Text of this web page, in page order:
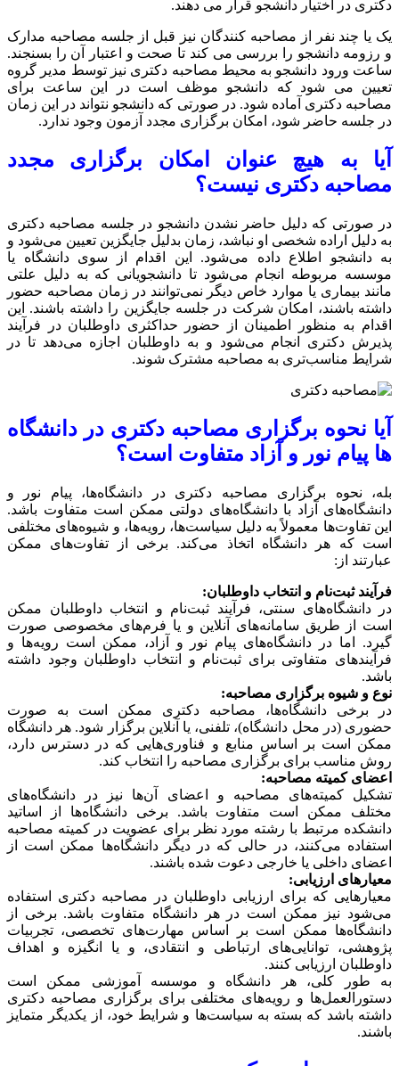
دکتری در اختیار دانشجو قرار می دهند.
یک یا چند نفر از مصاحبه کنندگان نیز قبل از جلسه مصاحبه مدارک
و رزومه دانشجو را بررسی می کند تا صحت و اعتبار آن را بسنجند.
ساعت ورود دانشجو به محیط مصاحبه دکتری نیز توسط مدیر گروه
تعیین می شود که دانشجو موظف است در این ساعت برای
مصاحبه دکتری آماده شود. در صورتی که دانشجو نتواند در این زمان
در جلسه حاضر شود، امکان برگزاری مجدد آزمون وجود ندارد.
آیا به هیچ عنوان امکان برگزاری مجدد
مصاحبه دکتری نیست؟
در صورتی که دلیل حاضر نشدن دانشجو در جلسه مصاحبه دکتری
به دلیل اراده شخصی او نباشد، زمان بدلیل جایگزین تعیین می‌شود و
به دانشجو اطلاع داده می‌شود. این اقدام از سوی دانشگاه یا
موسسه مربوطه انجام می‌شود تا دانشجویانی که به دلیل علتی
مانند بیماری یا موارد خاص دیگر نمی‌توانند در زمان مصاحبه حضور
داشته باشند، امکان شرکت در جلسه جایگزین را داشته باشند. این
اقدام به منظور اطمینان از حضور حداکثری داوطلبان در فرآیند
پذیرش دکتری انجام می‌شود و به داوطلبان اجازه می‌دهد تا در
شرایط مناسب‌تری به مصاحبه مشترک شوند.
آیا نحوه برگزاری مصاحبه دکتری در دانشگاه
ها پیام نور و آزاد متفاوت است؟
بله، نحوه برگزاری مصاحبه دکتری در دانشگاه‌ها، پیام نور و
دانشگاه‌های آزاد با دانشگاه‌های دولتی ممکن است متفاوت باشد.
این تفاوت‌ها معمولاً به دلیل سیاست‌ها، رویه‌ها، و شیوه‌های مختلفی
است که هر دانشگاه اتخاذ می‌کند. برخی از تفاوت‌های ممکن
عبارتند از:
فرآیند ثبت‌نام و انتخاب داوطلبان:
در دانشگاه‌های سنتی، فرآیند ثبت‌نام و انتخاب داوطلبان ممکن
است از طریق سامانه‌های آنلاین و یا فرم‌های مخصوصی صورت
گیرد. اما در دانشگاه‌های پیام نور و آزاد، ممکن است رویه‌ها و
فرآیندهای متفاوتی برای ثبت‌نام و انتخاب داوطلبان وجود داشته
باشد.
نوع و شیوه برگزاری مصاحبه:
در برخی دانشگاه‌ها، مصاحبه دکتری ممکن است به صورت
حضوری (در محل دانشگاه)، تلفنی، یا آنلاین برگزار شود. هر دانشگاه
ممکن است بر اساس منابع و فناوری‌هایی که در دسترس دارد،
روش مناسب برای برگزاری مصاحبه را انتخاب کند.
اعضای کمیته مصاحبه:
تشکیل کمیته‌های مصاحبه و اعضای آن‌ها نیز در دانشگاه‌های
مختلف ممکن است متفاوت باشد. برخی دانشگاه‌ها از اساتید
دانشکده مرتبط با رشته مورد نظر برای عضویت در کمیته مصاحبه
استفاده می‌کنند، در حالی که در دیگر دانشگاه‌ها ممکن است از
اعضای داخلی یا خارجی دعوت شده باشند.
معیارهای ارزیابی:
معیارهایی که برای ارزیابی داوطلبان در مصاحبه دکتری استفاده
می‌شود نیز ممکن است در هر دانشگاه متفاوت باشد. برخی از
دانشگاه‌ها ممکن است بر اساس مهارت‌های تخصصی، تجربیات
پژوهشی، توانایی‌های ارتباطی و انتقادی، و یا انگیزه و اهداف
داوطلبان ارزیابی کنند.
به طور کلی، هر دانشگاه و موسسه آموزشی ممکن است
دستورالعمل‌ها و رویه‌های مختلفی برای برگزاری مصاحبه دکتری
داشته باشد که بسته به سیاست‌ها و شرایط خود، از یکدیگر متمایز
باشند.